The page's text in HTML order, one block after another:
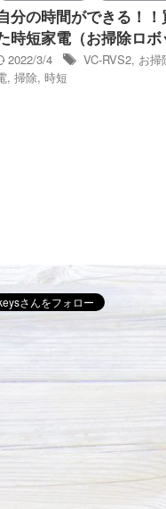
分の時間ができる！
時短家電（お掃除ロボ
2022/3/4 VC-RVS2, お掃
, 掃除, 時短